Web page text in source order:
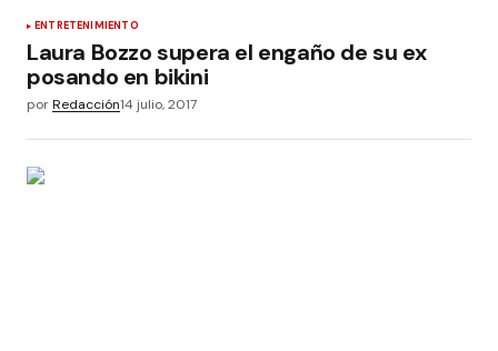
ENTRETENIMIENTO
Laura Bozzo supera el engaño de su ex
posando en bikini
porRedacción14 julio, 2017